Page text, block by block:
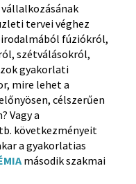
tervei véghez
fúziókról,
szétválásokról,
gyakorlati
mire lehet a
célszerűen
Vagy a
következményeit
a gyakorlatias
második szakmai